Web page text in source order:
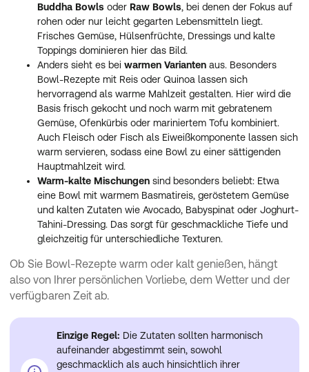
Buddha Bowls oder Raw Bowls, bei denen der Fokus auf
rohen oder nur leicht gegarten Lebensmitteln liegt.
Frisches Gemüse, Hülsenfrüchte, Dressings und kalte
Toppings dominieren hier das Bild.
Anders sieht es bei warmen Varianten aus. Besonders
Bowl-Rezepte mit Reis oder Quinoa lassen sich
hervorragend als warme Mahlzeit gestalten. Hier wird die
Basis frisch gekocht und noch warm mit gebratenem
Gemüse, Ofenkürbis oder mariniertem Tofu kombiniert.
Auch Fleisch oder Fisch als Eiweißkomponente lassen sich
warm servieren, sodass eine Bowl zu einer sättigenden
Hauptmahlzeit wird.
Warm-kalte Mischungen sind besonders beliebt: Etwa
eine Bowl mit warmem Basmatireis, geröstetem Gemüse
und kalten Zutaten wie Avocado, Babyspinat oder Joghurt-
Tahini-Dressing. Das sorgt für geschmackliche Tiefe und
gleichzeitig für unterschiedliche Texturen.
Ob Sie Bowl-Rezepte warm oder kalt genießen, hängt
also von Ihrer persönlichen Vorliebe, dem Wetter und der
verfügbaren Zeit ab.
Einzige Regel: Die Zutaten sollten harmonisch
aufeinander abgestimmt sein, sowohl
geschmacklich als auch hinsichtlich ihrer